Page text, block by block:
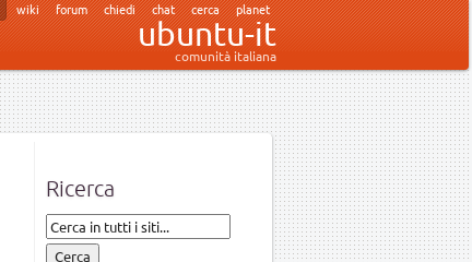
wiki forum chiedi chat cerca planet
ubuntu-it
comunità italiana
Ricerca